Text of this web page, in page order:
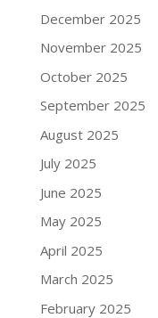
December 2025
November 2025
October 2025
September 2025
August 2025
July 2025
June 2025
May 2025
April 2025
March 2025
February 2025